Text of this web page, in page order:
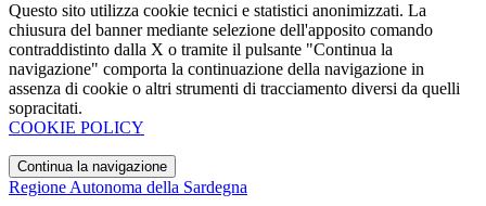
Questo sito utilizza cookie tecnici e statistici anonimizzati. La
chiusura del banner mediante selezione dell'apposito comando
contraddistinto dalla X o tramite il pulsante "Continua la
navigazione" comporta la continuazione della navigazione in
assenza di cookie o altri strumenti di tracciamento diversi da quelli
sopracitati.
COOKIE POLICY
Continua la navigazione
Regione Autonoma della Sardegna